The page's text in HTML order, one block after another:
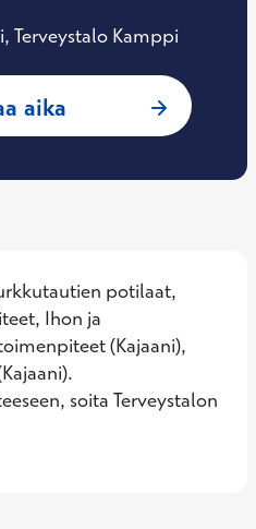
Terveystalo Kamppi
aika : Arja Vuorialho,
potilaat,
Ihon ja
(Kajaani),
soita Terveystalon